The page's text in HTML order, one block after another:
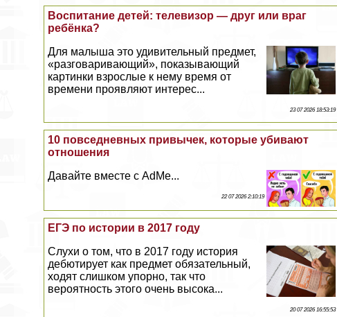
Воспитание детей: телевизор — друг или враг
ребёнка?
Для малыша это удивительный предмет,
«разговаривающий», показывающий
картинки взрослые к нему время от
времени проявляют интерес...
23 07 2026 18:53:19
10 повседневных привычек, которые убивают
отношения
Давайте вместе с AdMe...
22 07 2026 2:10:19
ЕГЭ по истории в 2017 году
Слухи о том, что в 2017 году история
дебютирует как предмет обязательный,
ходят слишком упopно, так что
вероятность этого очень высока...
20 07 2026 16:55:53